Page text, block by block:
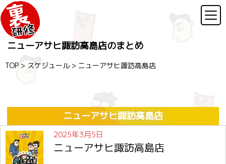
ニューアサヒ諏訪高島店のまとめ
TOP > スケジュール > ニューアサヒ諏訪高島店
ニューアサヒ諏訪高島店
2025年3月5日
ニューアサヒ諏訪高島店